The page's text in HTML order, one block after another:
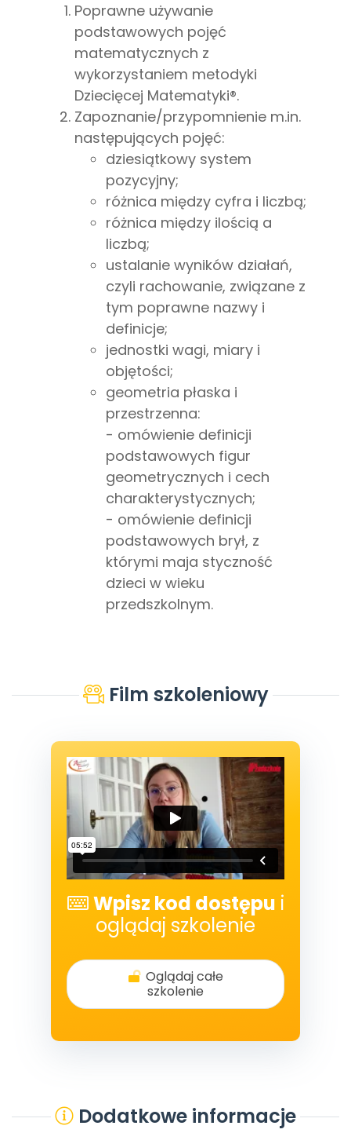
Poprawne używanie
podstawowych pojęć
matematycznych z
wykorzystaniem metodyki
Dziecięcej Matematyki®️.
Zapoznanie/przypomnienie m.in.
następujących pojęć:
dziesiątkowy system
pozycyjny;
różnica między cyfra i liczbą;
różnica między ilością a
liczbą;
ustalanie wyników działań,
czyli rachowanie, związane z
tym poprawne nazwy i
definicje;
jednostki wagi, miary i
objętości;
geometria płaska i
przestrzenna:
- omówienie definicji
podstawowych figur
geometrycznych i cech
charakterystycznych;
- omówienie definicji
podstawowych brył, z
którymi maja styczność
dzieci w wieku
przedszkolnym.
Film szkoleniowy
Wpisz kod dostępu i
oglądaj szkolenie
Oglądaj całe
szkolenie
Dodatkowe informacje